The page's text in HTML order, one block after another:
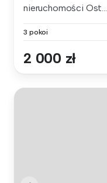
nieruchomości Ost...
3 pokoi
2 000 zł